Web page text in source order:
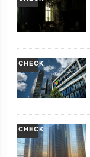
CHECK
CHECK